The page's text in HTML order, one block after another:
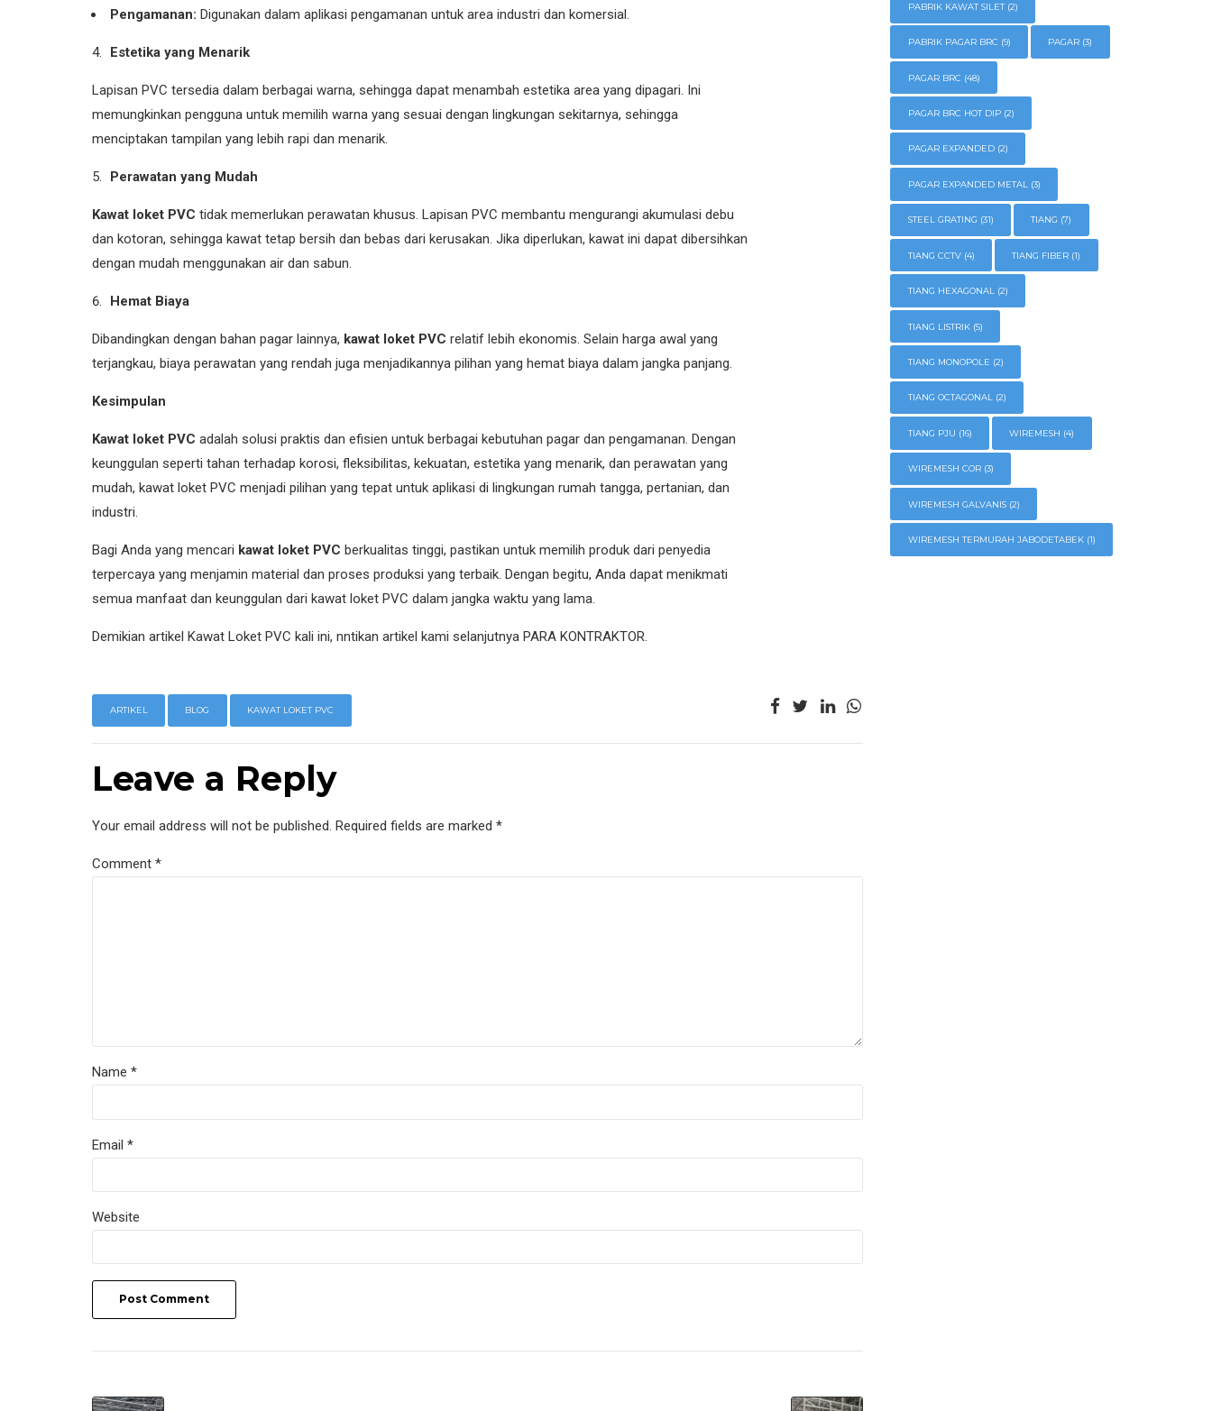
Pengamanan: Digunakan dalam aplikasi pengamanan untuk area industri dan komersial.
Estetika yang Menarik
Lapisan PVC tersedia dalam berbagai warna, sehingga dapat menambah estetika area yang dipagari. Ini
memungkinkan pengguna untuk memilih warna yang sesuai dengan lingkungan sekitarnya, sehingga
menciptakan tampilan yang lebih rapi dan menarik.
Perawatan yang Mudah
Kawat loket PVC tidak memerlukan perawatan khusus. Lapisan PVC membantu mengurangi akumulasi debu
dan kotoran, sehingga kawat tetap bersih dan bebas dari kerusakan. Jika diperlukan, kawat ini dapat dibersihkan
dengan mudah menggunakan air dan sabun.
Hemat Biaya
Dibandingkan dengan bahan pagar lainnya, kawat loket PVC relatif lebih ekonomis. Selain harga awal yang
terjangkau, biaya perawatan yang rendah juga menjadikannya pilihan yang hemat biaya dalam jangka panjang.
Kesimpulan
Kawat loket PVC adalah solusi praktis dan efisien untuk berbagai kebutuhan pagar dan pengamanan. Dengan
keunggulan seperti tahan terhadap korosi, fleksibilitas, kekuatan, estetika yang menarik, dan perawatan yang
mudah, kawat loket PVC menjadi pilihan yang tepat untuk aplikasi di lingkungan rumah tangga, pertanian, dan
industri.
Bagi Anda yang mencari kawat loket PVC berkualitas tinggi, pastikan untuk memilih produk dari penyedia
terpercaya yang menjamin material dan proses produksi yang terbaik. Dengan begitu, Anda dapat menikmati
semua manfaat dan keunggulan dari kawat loket PVC dalam jangka waktu yang lama.
Demikian artikel Kawat Loket PVC kali ini, nntikan artikel kami selanjutnya PARA KONTRAKTOR.
ARTIKEL BLOG KAWAT LOKET PVC
Leave a Reply
Your email address will not be published. Required fields are marked *
Comment *
Name *
Email *
Website
Post Comment
PABRIK KAWAT SILET(2)
PABRIK PAGAR BRC (9) PAGAR (3)
PAGAR BRC (48)
PAGAR BRC HOT DIP(2)
PAGAR EXPANDED(2)
PAGAR EXPANDED METAL (3)
STEEL GRATING (31) TIANG (7)
TIANG CCTV(4) TIANG FIBER (1)
TIANG HEXAGONAL (2)
TIANG LISTRIK(5)
TIANG MONOPOLE (2)
TIANG OCTAGONAL(2)
TIANG PJU (16) WIREMESH (4)
WIREMESH COR(3)
WIREMESH GALVANIS(2)
WIREMESH TERMURAH JABODETABEK(1)